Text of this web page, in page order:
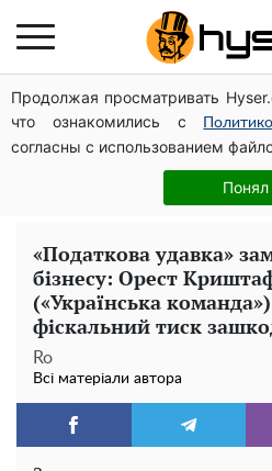
Продолжая просматривать
что ознакомились с
согласны с использованием
Понял
Українська авіатранспортна
Мінфіну із закликом
авіалізингу
"Холостячка" Ксенія Мішина
зоною бікіні: надто широко
«Податкова удавка»
бізнесу: Орест
(«Українська
фіскальний тиск
Ro
Всі матеріали автора